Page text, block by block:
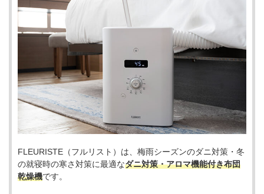
FLEURISTE（フルリスト）は、梅雨シーズンのダニ対策・冬
の就寝時の寒さ対策に最適なダニ対策・アロマ機能付き布団
乾燥機です。